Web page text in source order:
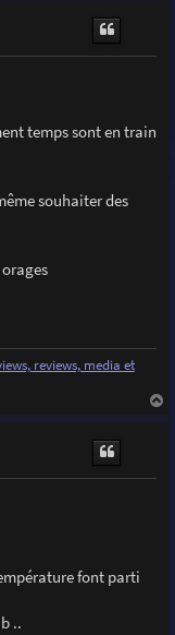
temps sont en train
souhaiter des
reviews, media et
font parti
..